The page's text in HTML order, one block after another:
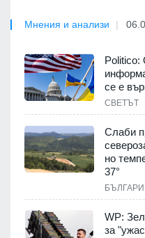
Мнения и анализи
Politico:
се е
СВЕТЪТ
Слаби
но
37°
WP:
за